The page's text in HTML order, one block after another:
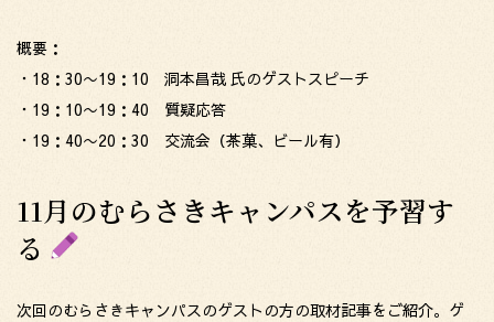
概要：
・18：30〜19：10 洞本昌哉 氏のゲストスピーチ
・19：10〜19：40 質疑応答
・19：40〜20：30 交流会（茶菓、ビール有）
11月のむらさきキャンパスを予習す
る
次回のむらさきキャンパスのゲストの方の取材記事をご紹介。ゲ